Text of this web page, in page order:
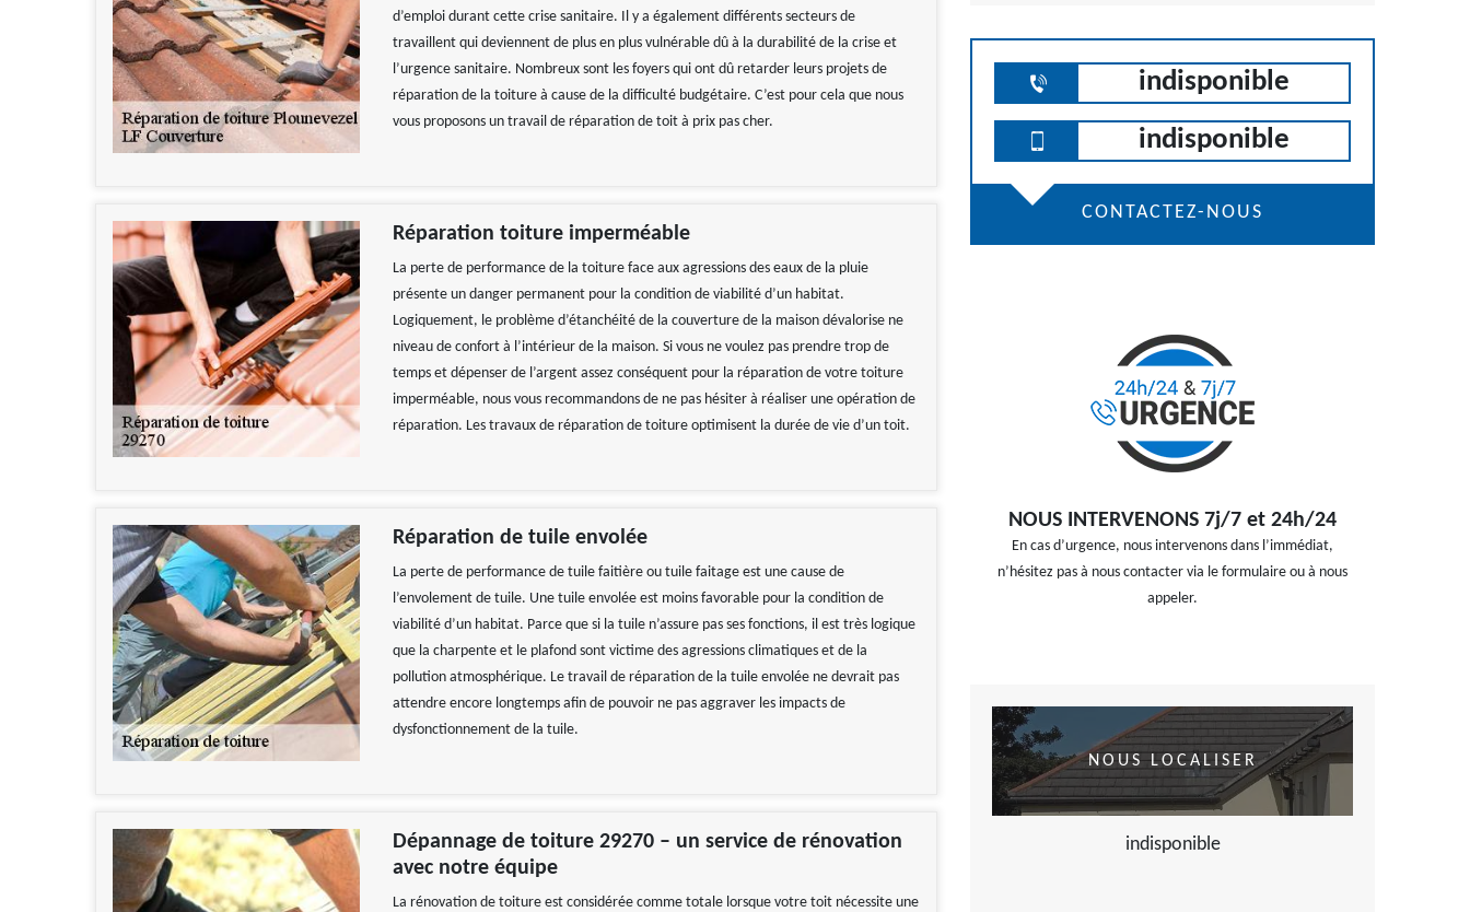
d’emploi durant cette crise sanitaire. Il y a également différents secteurs de
travaillent qui deviennent de plus en plus vulnérable dû à la durabilité de la crise et
l’urgence sanitaire. Nombreux sont les foyers qui ont dû retarder leurs projets de
réparation de la toiture à cause de la difficulté budgétaire. C’est pour cela que nous
vous proposons un travail de réparation de toit à prix pas cher.
Réparation toiture imperméable
La perte de performance de la toiture face aux agressions des eaux de la pluie
présente un danger permanent pour la condition de viabilité d’un habitat.
Logiquement, le problème d’étanchéité de la couverture de la maison dévalorise ne
niveau de confort à l’intérieur de la maison. Si vous ne voulez pas prendre trop de
temps et dépenser de l’argent assez conséquent pour la réparation de votre toiture
imperméable, nous vous recommandons de ne pas hésiter à réaliser une opération de
réparation. Les travaux de réparation de toiture optimisent la durée de vie d’un toit.
Réparation de tuile envolée
La perte de performance de tuile faitière ou tuile faitage est une cause de
l’envolement de tuile. Une tuile envolée est moins favorable pour la condition de
viabilité d’un habitat. Parce que si la tuile n’assure pas ses fonctions, il est très logique
que la charpente et le plafond sont victime des agressions climatiques et de la
pollution atmosphérique. Le travail de réparation de la tuile envolée ne devrait pas
attendre encore longtemps afin de pouvoir ne pas aggraver les impacts de
dysfonctionnement de la tuile.
Dépannage de toiture 29270 – un service de rénovation
avec notre équipe
La rénovation de toiture est considérée comme totale lorsque votre toit nécessite une
indisponible
indisponible
CONTACTEZ-NOUS
NOUS INTERVENONS 7j/7 et 24h/24
En cas d’urgence, nous intervenons dans l’immédiat,
n’hésitez pas à nous contacter via le formulaire ou à nous
appeler.
NOUS LOCALISER
indisponible